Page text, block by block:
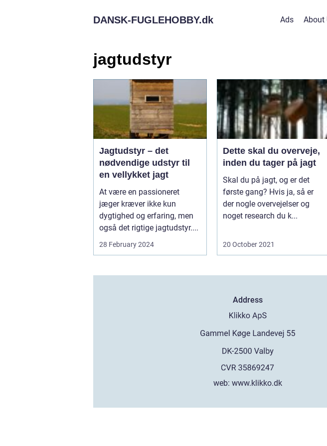
DANSK-FUGLEHOBBY.dk Ads About
jagtudstyr
Jagtudstyr – det
nødvendige udstyr til
en vellykket jagt
At være en passioneret
jæger kræver ikke kun
dygtighed og erfaring, men
også det rigtige jagtudstyr....
28 February 2024
Dette skal du overveje,
inden du tager på jagt
Skal du på jagt, og er det
første gang? Hvis ja, så er
der nogle overvejelser og
noget research du k...
20 October 2021
Address
web:www.klikko.dk